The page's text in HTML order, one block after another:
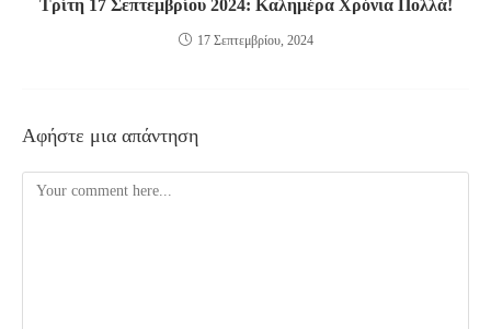
Τρίτη 17 Σεπτεμβρίου 2024: Καλημέρα Χρόνια Πολλά!
17 Σεπτεμβρίου, 2024
Αφήστε μια απάντηση
Comment